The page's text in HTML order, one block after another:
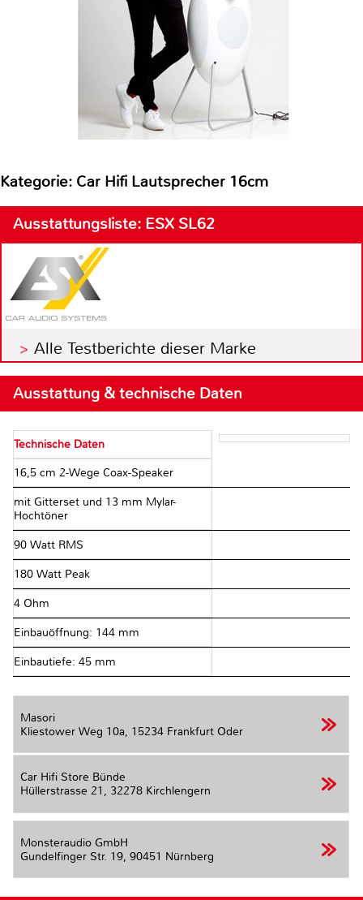
Kategorie: Car Hifi Lautsprecher 16cm
Ausstattungsliste: ESX SL62
Alle Testberichte dieser Marke
Ausstattung & technische Daten
Technische Daten
16,5 cm 2-Wege Coax-Speaker
mit Gitterset und 13 mm Mylar-
Hochtöner
90 Watt RMS
180 Watt Peak
4 Ohm
Einbauöffnung: 144 mm
Einbautiefe: 45 mm
Masori
Kliestower Weg 10a, 15234 Frankfurt Oder
Car Hifi Store Bünde
Hüllerstrasse 21, 32278 Kirchlengern
Monsteraudio GmbH
Gundelfinger Str. 19, 90451 Nürnberg